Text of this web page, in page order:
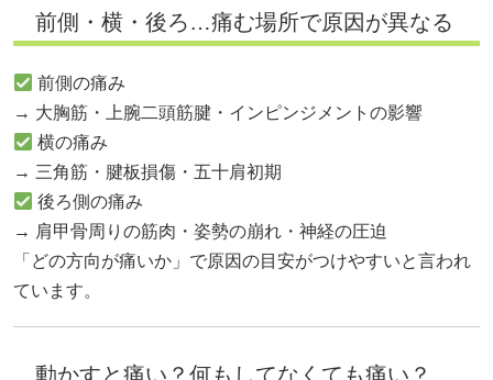
前側・横・後ろ…痛む場所で原因が異なる
前側の痛み
→ 大胸筋・上腕二頭筋腱・インピンジメントの影響
横の痛み
→ 三角筋・腱板損傷・五十肩初期
後ろ側の痛み
→ 肩甲骨周りの筋肉・姿勢の崩れ・神経の圧迫
「どの方向が痛いか」で原因の目安がつけやすいと言われ
ています。
動かすと痛い？何もしてなくても痛い？